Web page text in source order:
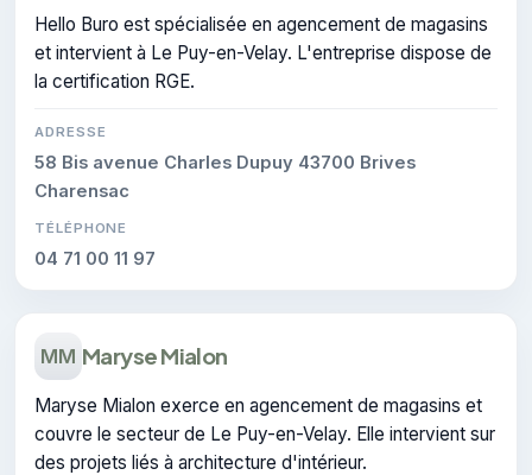
Hello Buro est spécialisée en agencement de magasins
et intervient à Le Puy-en-Velay. L'entreprise dispose de
la certification RGE.
ADRESSE
58 Bis avenue Charles Dupuy 43700 Brives
Charensac
TÉLÉPHONE
04 71 00 11 97
MM Maryse Mialon
Maryse Mialon exerce en agencement de magasins et
couvre le secteur de Le Puy-en-Velay. Elle intervient sur
des projets liés à architecture d'intérieur.